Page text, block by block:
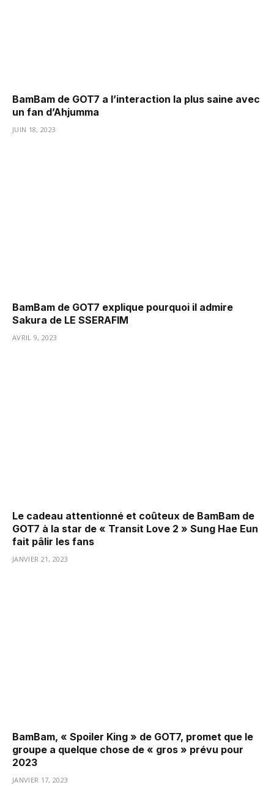
BamBam de GOT7 a l’interaction la plus saine avec
un fan d’Ahjumma
JUIN 18, 2023
BamBam de GOT7 explique pourquoi il admire
Sakura de LE SSERAFIM
AVRIL 9, 2023
Le cadeau attentionné et coûteux de BamBam de
GOT7 à la star de « Transit Love 2 » Sung Hae Eun
fait pâlir les fans
JANVIER 21, 2023
BamBam, « Spoiler King » de GOT7, promet que le
groupe a quelque chose de « gros » prévu pour
2023
JANVIER 17, 2023